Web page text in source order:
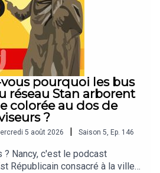
vous pourquoi les bus
réseau Stan arborent
colorée au dos de
?
5 août 2026 | Saison 5, Ep. 146
? Nancy, c'est le podcast
Républicain consacré à la ville